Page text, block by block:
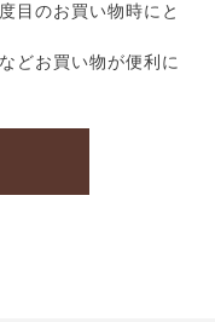
目のお買い物時にと
どお買い物が便利に